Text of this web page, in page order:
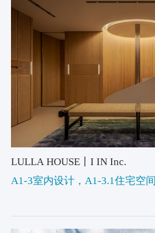
LULLA HOUSE丨I IN Inc.
A1-3室内设计，A1-3.1住宅空间